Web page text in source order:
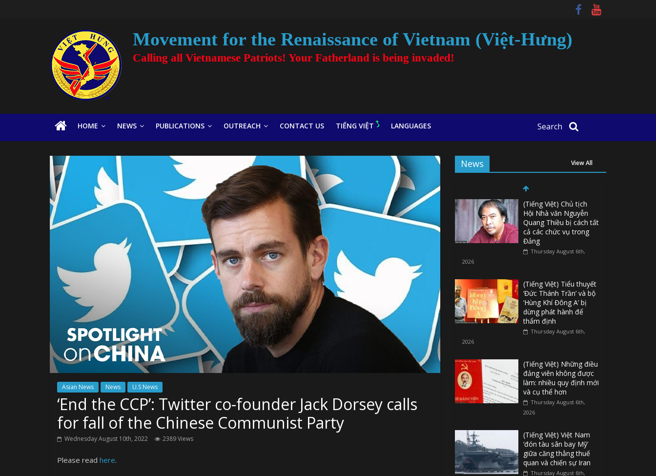
Movement for the Renaissance of Vietnam (Việt-Hưng)
Calling all Vietnamese Patriots! Your Fatherland is being invaded!
HOME NEWS PUBLICATIONS OUTREACH CONTACT US TIẾNG VIỆT LANGUAGES Search
Asian News News U.S News
‘End the CCP’: Twitter co-founder Jack Dorsey calls
for fall of the Chinese Communist Party
Wednesday August 10th, 2022 2389 Views
Please read here.
News View All
(Tiếng Việt) Chủ tịch
Hội Nhà văn Nguyễn
Quang Thiều bị cách tất
cả các chức vụ trong
Đảng
Thursday August 6th,
2026
(Tiếng Việt) Tiểu thuyết
‘Đức Thánh Trần’ và bộ
‘Hùng Khí Đông A’ bị
dừng phát hành để
thẩm định
Thursday August 6th,
2026
(Tiếng Việt) Những điều
đảng viên không được
làm: nhiều quy định mới
và cụ thể hơn
Thursday August 6th,
2026
(Tiếng Việt) Việt Nam
‘đón tàu sân bay Mỹ’
giữa căng thẳng thuế
quan và chiến sự Iran
Thursday August 6th,